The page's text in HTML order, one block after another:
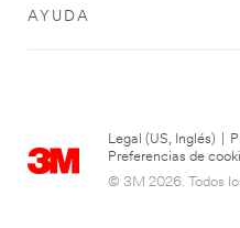
AYUDA
Legal (US, Inglés)
Preferencias de
© 3M 2026. Todos